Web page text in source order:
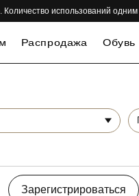
использований
Распродажа Обувь
Зарегистрироваться